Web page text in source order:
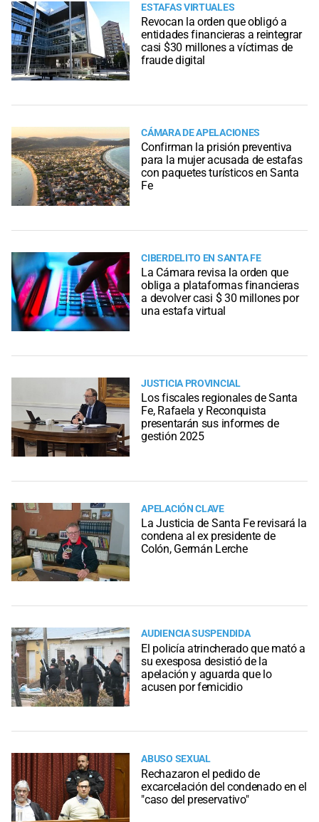
ESTAFAS VIRTUALES
Revocan la orden que obligó a
entidades financieras a reintegrar
casi $30 millones a víctimas de
fraude digital
CÁMARA DE APELACIONES
Confirman la prisión preventiva
para la mujer acusada de estafas
con paquetes turísticos en Santa
Fe
CIBERDELITO EN SANTA FE
La Cámara revisa la orden que
obliga a plataformas financieras
a devolver casi $ 30 millones por
una estafa virtual
JUSTICIA PROVINCIAL
Los fiscales regionales de Santa
Fe, Rafaela y Reconquista
presentarán sus informes de
gestión 2025
APELACIÓN CLAVE
La Justicia de Santa Fe revisará la
condena al ex presidente de
Colón, Germán Lerche
AUDIENCIA SUSPENDIDA
El policía atrincherado que mató a
su exesposa desistió de la
apelación y aguarda que lo
acusen por femicidio
ABUSO SEXUAL
Rechazaron el pedido de
excarcelación del condenado en el
"caso del preservativo"